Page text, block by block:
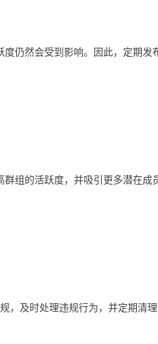
仍然会受到影响。因此，定期
组的活跃度，并吸引更多潜在
及时处理违规行为，并定期清